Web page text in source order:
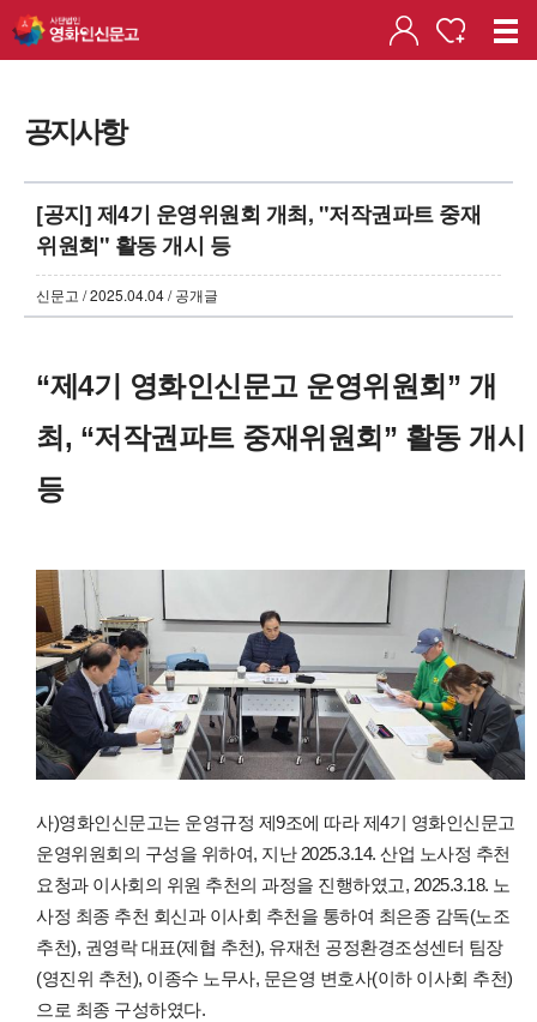
공지사항
[공지] 제4기 운영위원회 개최, "저작권파트 중재
위원회" 활동 개시 등
신문고 / 2025.04.04 / 공개글
“제4기 영화인신문고 운영위원회” 개
최, “저작권파트 중재위원회” 활동 개시
등
사)영화인신문고는 운영규정 제9조에 따라 제4기 영화인신문고
운영위원회의 구성을 위하여, 지난 2025.3.14. 산업 노사정 추천
요청과 이사회의 위원 추천의 과정을 진행하였고, 2025.3.18. 노
사정 최종 추천 회신과 이사회 추천을 통하여 최은종 감독(노조
추천), 권영락 대표(제협 추천), 유재천 공정환경조성센터 팀장
(영진위 추천), 이종수 노무사, 문은영 변호사(이하 이사회 추천)
으로 최종 구성하였다.